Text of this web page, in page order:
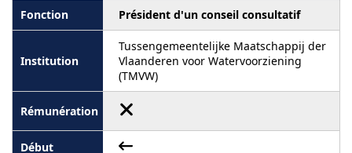
Président d'un conseil consultatif
Tussengemeentelijke Maatschappij der
Vlaanderen voor Watervoorziening
(TMVW)